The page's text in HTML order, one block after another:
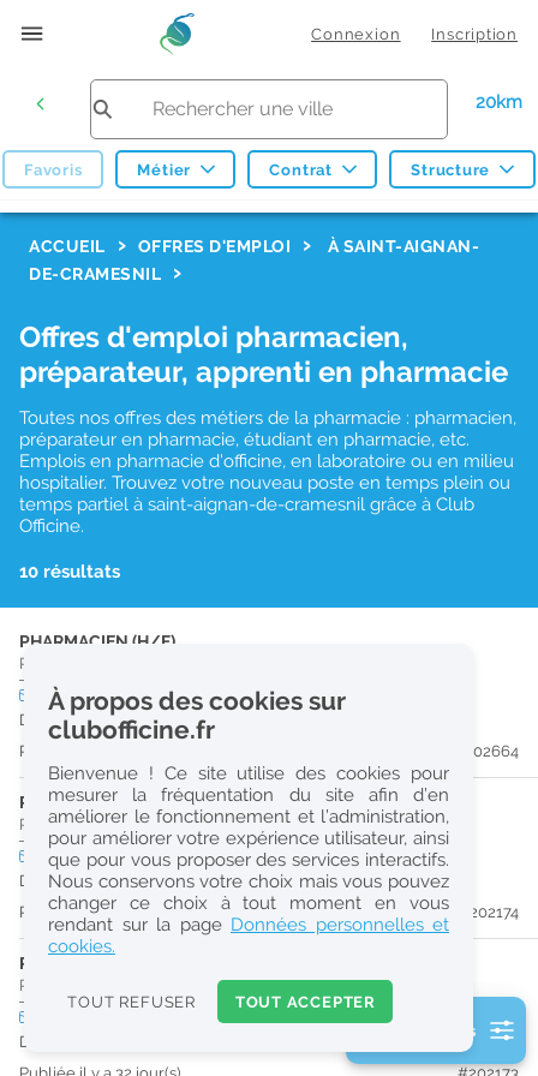
Connexion Inscription
20km
Favoris Métier Contrat Structure
e
Réinitialiser
2
0
k
m
Consulter les offres de la France d'outre-mer
ACCUEIL OFFRES D'EMPLOI
À SAINT-AIGNAN-
DE-CRAMESNIL
Offres d'emploi pharmacien,
préparateur, apprenti en pharmacie
Toutes nos offres des métiers de la pharmacie : pharmacien,
préparateur en pharmacie, étudiant en pharmacie, etc.
Emplois en pharmacie d'officine, en laboratoire ou en milieu
hospitalier. Trouvez votre nouveau poste en temps plein ou
temps partiel à saint-aignan-de-cramesnil grâce à Club
Officine.
10 résultats
PHARMACIEN (H/F)
Pharmacie d'Officine
CDItemps plein
Dès que possible
Publiée il y a 24 jour(s)
#202664
PHARMACIEN (H/F)
Pharmacie d'Officine| 14000 Caen
CDItemps plein
Dès que possible
Publiée il y a 32 jour(s)
#202174
PRÉPARATEUR EN PHARMACIE (H/F)
Pharmacie d'Officine 14000Caen
Dès que possible
2 filtre(s) actifs
À propos des cookies sur
clubofficine.fr
Bienvenue ! Ce site utilise des cookies pour
mesurer la fréquentation du site afin d’en
améliorer le fonctionnement et l’administration,
pour améliorer votre expérience utilisateur, ainsi
que pour vous proposer des services interactifs.
Nous conservons votre choix mais vous pouvez
changer ce choix à tout moment en vous
rendant sur la page Données personnelles et
cookies.
TOUT REFUSER TOUT ACCEPTER